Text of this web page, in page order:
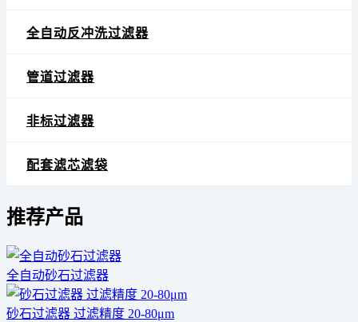
全自动反冲洗过滤器
管道过滤器
非标过滤器
配套滤芯滤袋
推荐产品
全自动砂石过滤器
砂石过滤器 过滤精度 20-80μm